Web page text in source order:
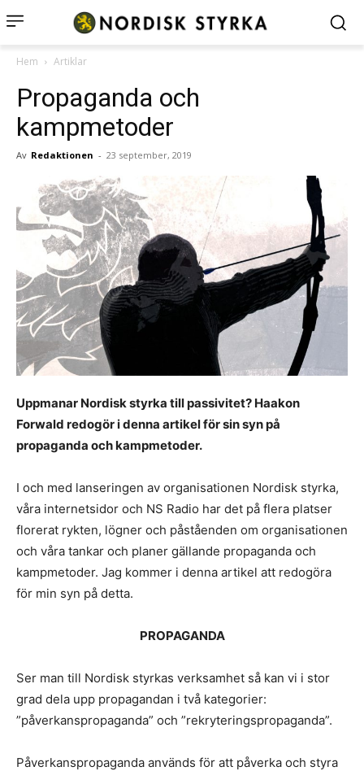
Hem Artiklar
Propaganda och
kampmetoder
Av Redaktionen - 23 september, 2019
Uppmanar Nordisk styrka till passivitet? Haakon
Forwald redogör i denna artikel för sin syn på
propaganda och kampmetoder.
I och med lanseringen av organisationen Nordisk styrka,
våra internetsidor och NS Radio har det på flera platser
florerat rykten, lögner och påståenden om organisationen
och våra tankar och planer gällande propaganda och
kampmetoder. Jag kommer i denna artikel att redogöra
för min syn på detta.
PROPAGANDA
Ser man till Nordisk styrkas verksamhet så kan vi i stor
grad dela upp propagandan i två kategorier:
”påverkanspropaganda” och ”rekryteringspropaganda”.
Påverkanspropaganda används för att påverka och styra